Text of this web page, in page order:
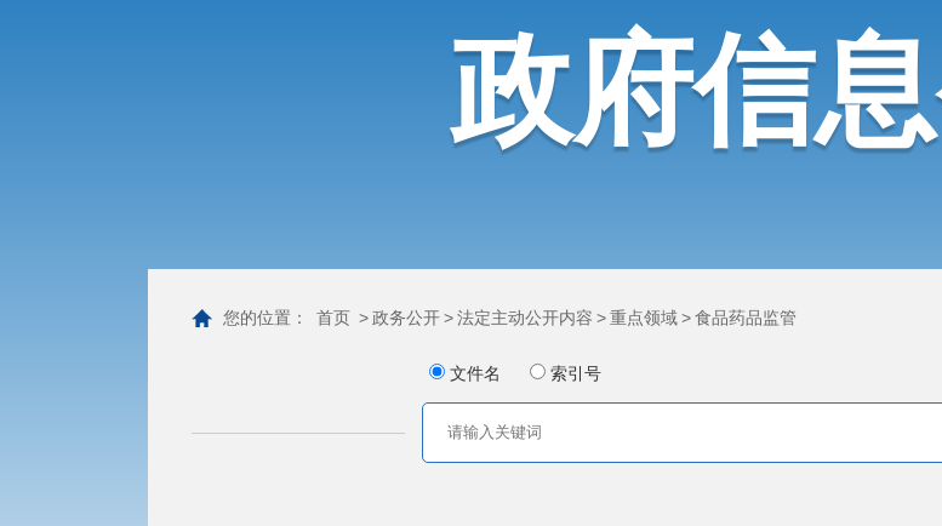
政府信
您的位置： 首页 >政务公开>法定主动公开内容 >重点领域>食品药品监管
文件名 索引号